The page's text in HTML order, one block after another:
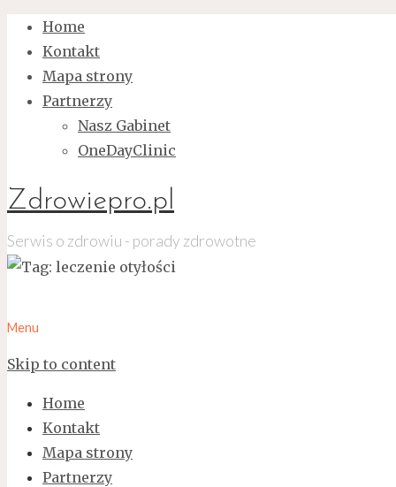
Home
Kontakt
Mapa strony
Partnerzy
Nasz Gabinet
OneDayClinic
Zdrowiepro.pl
Serwis o zdrowiu - porady zdrowotne
Menu
Skip to content
Home
Kontakt
Mapa strony
Partnerzy